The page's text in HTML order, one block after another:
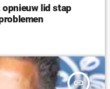
opnieuw lid stap
insert_link